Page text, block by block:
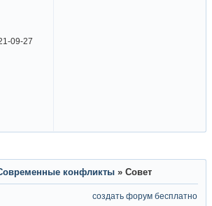
09-27
конфликты » Совет
создать форум бесплатно